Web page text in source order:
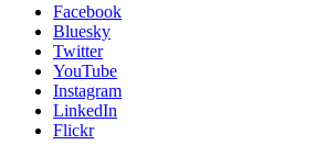
Facebook
Bluesky
Twitter
YouTube
Instagram
LinkedIn
Flickr